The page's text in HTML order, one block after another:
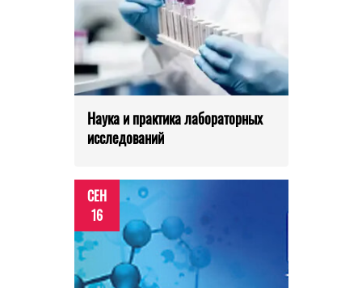
Наука и практика лабораторных
исследований
СЕН
16